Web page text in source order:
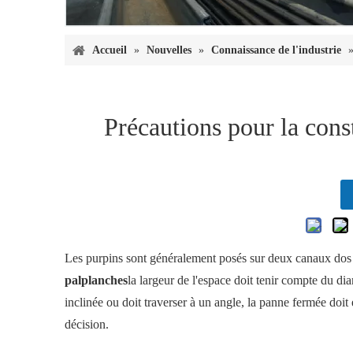
Accueil » Nouvelles » Connaissance de l'industrie
Précautions pour la
Les purpins sont généralement posés sur deux canaux
palplanchesla largeur de l'espace doit tenir compte du
inclinée ou doit traverser à un angle, la panne fermée
décision.